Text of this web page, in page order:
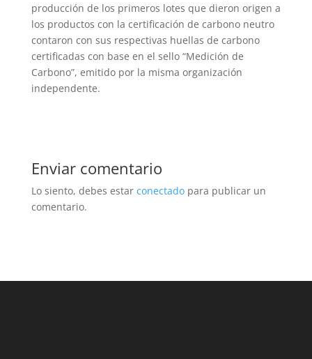
producción de los primeros lotes que dieron origen a
los productos con la certificación de carbono neutro
contaron con sus respectivas huellas de carbono
certificadas con base en el sello “Medición de
Carbono”, emitido por la misma organización
independente.
Enviar comentario
Lo siento, debes estar conectadopara publicar un
comentario.